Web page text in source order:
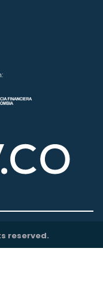
reserved.